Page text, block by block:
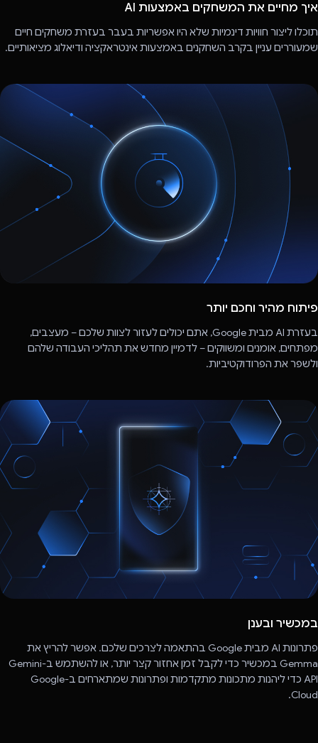
איך מחיים את המשחקים באמצעות AI
תוכלו ליצור חוויות דינמיות שלא היו אפשריות בעבר בעזרת משחקים חיים
שמעוררים עניין בקרב השחקנים באמצעות אינטראקציה ודיאלוג מציאותיים.
פיתוח מהיר וחכם יותר
בעזרת AI מבית Google, אתם יכולים לעזור לצוות שלכם – מעצבים,
מפתחים, אומנים ומשווקים – לדמיין מחדש את תהליכי העבודה שלהם
ולשפר את הפרודוקטיביות.
במכשיר ובענן
פתרונות AI מבית Google בהתאמה לצרכים שלכם. אפשר להריץ את
Gemma במכשיר כדי לקבל זמן אחזור קצר יותר, או להשתמש ב-Gemini
API כדי ליהנות מתכונות מתקדמות ופתרונות שמתארחים ב-Google
Cloud.